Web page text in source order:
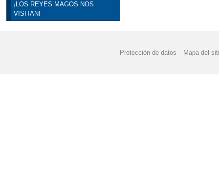
¡LOS REYES MAGOS NOS
VISITAN!
Protección de datos Mapa del